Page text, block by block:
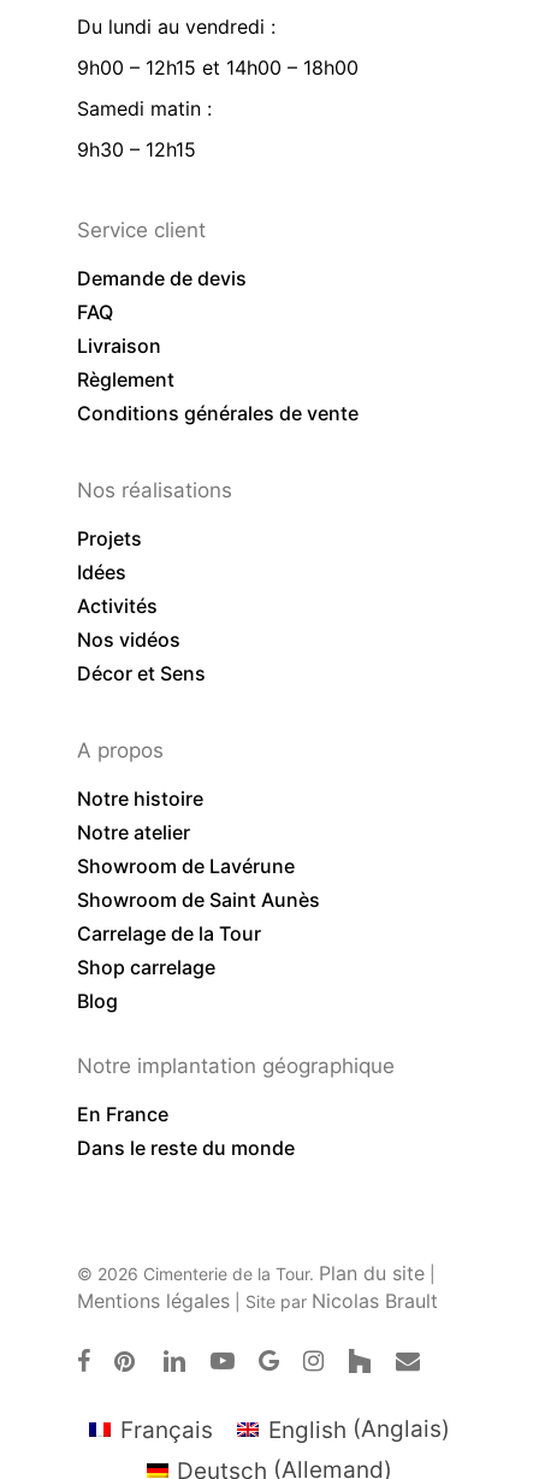
Du lundi au vendredi :
9h00 – 12h15 et 14h00 – 18h00
Samedi matin :
9h30 – 12h15
Service client
Demande de devis
FAQ
Livraison
Règlement
Conditions générales de vente
Nos réalisations
Projets
Idées
Activités
Nos vidéos
Décor et Sens
A propos
Notre histoire
Notre atelier
Showroom de Lavérune
Showroom de Saint Aunès
Carrelage de la Tour
Shop carrelage
Blog
Notre implantation géographique
En France
Dans le reste du monde
© 2026 Cimenterie de la Tour. Plan du site
Mentions légales | Site par Nicolas Brault
facebookpinterestlinkedinyoutubegoogle-instagramhouzzemail
Français English (Anglais)
Deutsch (Allemand)